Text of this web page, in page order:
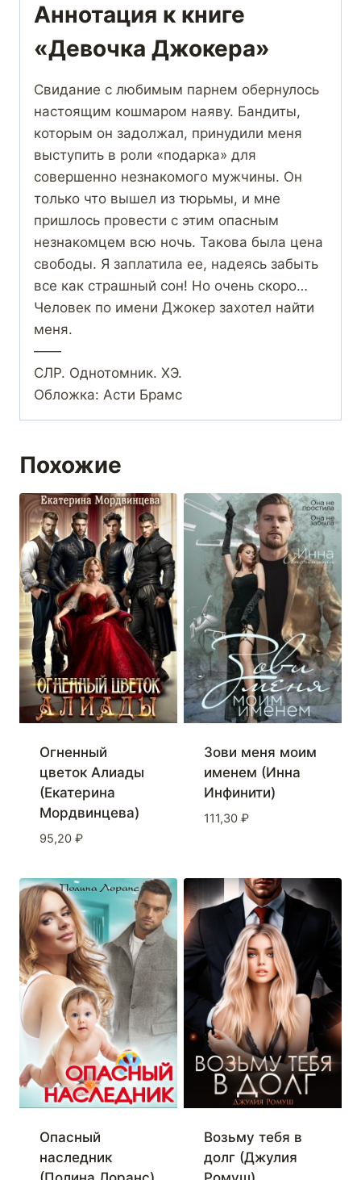
Аннотация к книге
«Девочка Джокера»
Свидание с любимым парнем обернулось
настоящим кошмаром наяву. Бандиты,
которым он задолжал, принудили меня
выступить в роли «подарка» для
совершенно незнакомого мужчины. Он
только что вышел из тюрьмы, и мне
пришлось провести с этим опасным
незнакомцем всю ночь. Такова была цена
свободы. Я заплатила ее, надеясь забыть
все как страшный сон! Но очень скоро…
Человек по имени Джокер захотел найти
меня.
——
СЛР. Однотомник. ХЭ.
Обложка: Асти Брамс
Похожие
Огненный
цветок Алиады
(Екатерина
Мордвинцева)
95,20 ₽
Зови меня моим
именем (Инна
Инфинити)
111,30 ₽
Опасный
наследник
Возьму тебя в
долг (Джулия